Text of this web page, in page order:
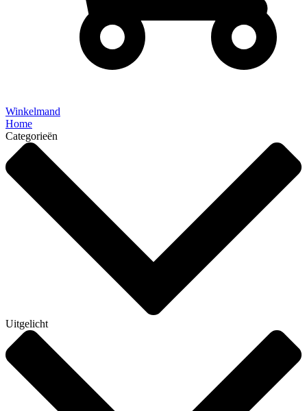
Winkelmand
Home
Categorieën
Uitgelicht